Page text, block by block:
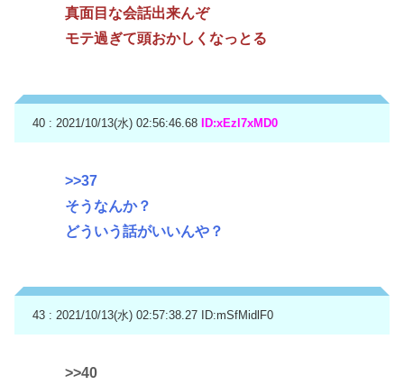
真面目な会話出来んぞ
モテ過ぎて頭おかしくなっとる
40 : 2021/10/13(水) 02:56:46.68 ID:xEzl7xMD0
>>37
そうなんか？
どういう話がいいんや？
43 : 2021/10/13(水) 02:57:38.27 ID:mSfMidlF0
>>40